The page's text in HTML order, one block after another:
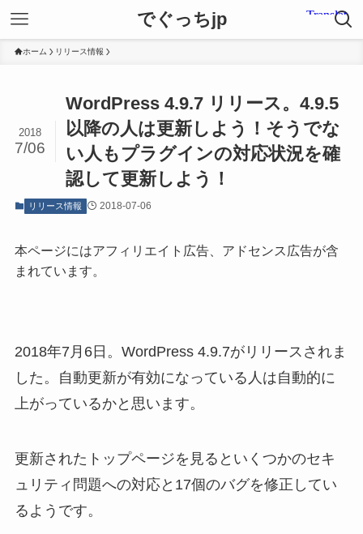
でぐっちjp
ホーム リリース情報
WordPress 4.9.7 リリース。4.9.5
以降の人は更新しよう！そうでな
い人もプラグインの対応状況を確
認して更新しよう！
2018
7/06
リリース情報 2018-07-06
本ページにはアフィリエイト広告、アドセンス広告が含
まれています。
2018年7月6日。WordPress 4.9.7がリリースされま
した。自動更新が有効になっている人は自動的に
上がっているかと思います。
更新されたトップページを見るといくつかのセキ
ュリティ問題への対応と17個のバグを修正してい
るようです。